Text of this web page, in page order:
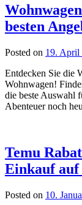
besten
Posted on 19. April
Entdecken Sie die
Wohnwagen!
die beste Auswahl
Abenteuer noch
Temu
Einkauf
Posted on 10.